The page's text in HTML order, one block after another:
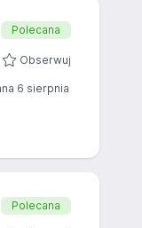
Polecana
Obserwuj
6 sierpnia
Polecana